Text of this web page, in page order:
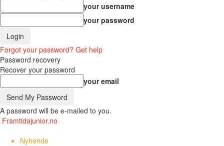
your username
your password
Forgot your password? Get help
Password recovery
Recover your password
your email
A password will be e-mailed to you.
Framtidajunior.no
Nyhende